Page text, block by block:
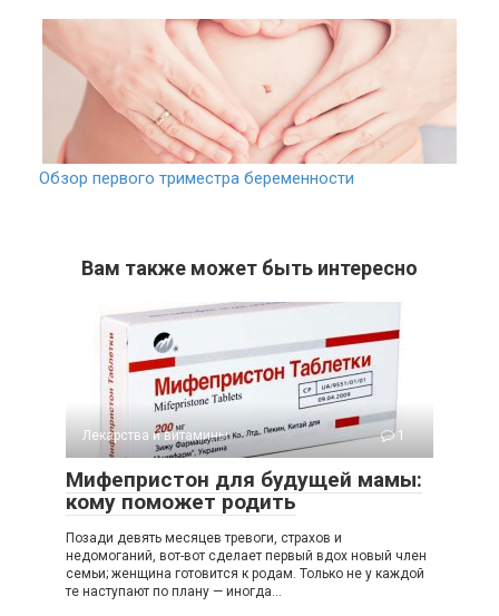
Обзор первого триместра беременности
Вам также может быть интересно
Лекарства и витамины 1
Мифепристон для будущей мамы:
кому поможет родить
Позади девять месяцев тревоги, страхов и
недомоганий, вот-вот сделает первый вдох новый член
семьи; женщина готовится к родам. Только не у каждой
те наступают по плану — иногда…